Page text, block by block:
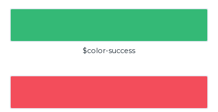
$color-success